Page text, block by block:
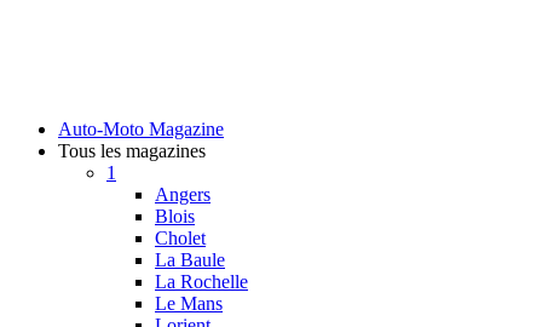
Auto-Moto Magazine
Tous les magazines
1
Angers
Blois
Cholet
La Baule
La Rochelle
Le Mans